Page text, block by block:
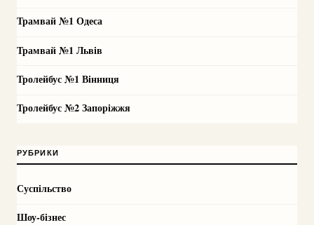
Трамвай №1 Одеса
Трамвай №1 Львів
Тролейбус №1 Вінниця
Тролейбус №2 Запоріжжя
РУБРИКИ
Суспільство
Шоу-бізнес